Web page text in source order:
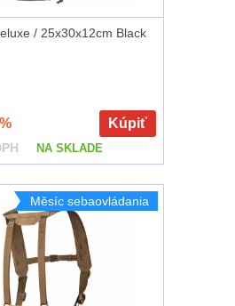
/ 25x30x12cm Black
Kúpiť
NA SKLADE
Měsíc sebaovládania